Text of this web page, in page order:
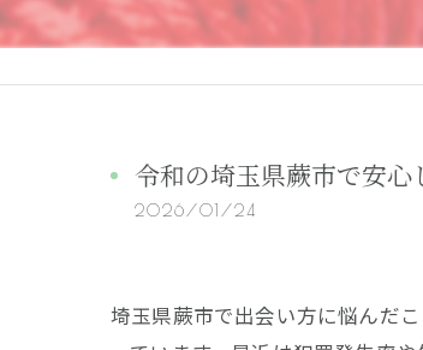
令和の埼玉県蕨市で安心
2026/01/24
埼玉県蕨市で出会い方に悩んだ